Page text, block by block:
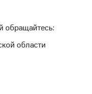
обращайтесь:
области